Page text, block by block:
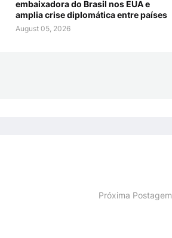
embaixadora do Brasil nos EUA e
amplia crise diplomática entre países
August 05, 2026
Próxima Postagem